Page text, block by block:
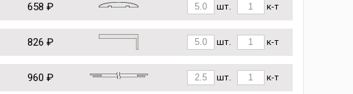
658 ₽ шт. к-т
826 ₽ шт. к-т
960 ₽ шт. к-т